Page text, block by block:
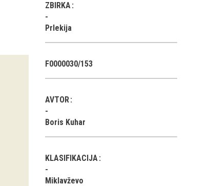
ZBIRKA
Prlekija
F0000030/153
AVTOR
Boris Kuhar
KLASIFIKACIJA
Miklavževo